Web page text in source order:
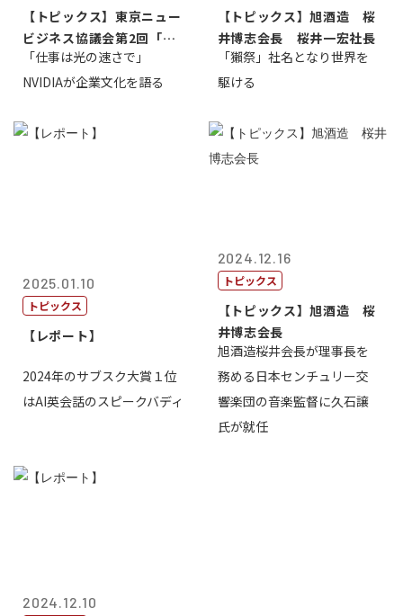
【トピックス】東京ニュー
ビジネス協議会第2回「起
業から成功へ...
「仕事は光の速さで」
NVIDIAが企業文化を語る
【トピックス】旭酒造 桜
井博志会長 桜井一宏社長
「獺祭」社名となり世界を
駆ける
2025.01.10
トピックス
【レポート】
2024年のサブスク大賞１位
はAI英会話のスピークバディ
2024.12.16
トピックス
【トピックス】旭酒造 桜
井博志会長
旭酒造桜井会長が理事長を
務める日本センチュリー交
響楽団の音楽監督に久石譲
氏が就任
2024.12.10